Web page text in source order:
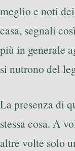
meglio e noti
casa, segnali
più in generale
si nutrono del
La presenza di
stessa cosa. A
altre volte solo